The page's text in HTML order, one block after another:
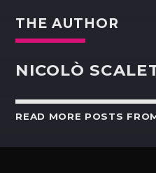
THE AUTHOR
NICOLÒ
READ MORE POSTS